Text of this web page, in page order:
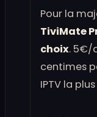
Pour la
TiviMate
choix. 5€/
centimes
IPTV la